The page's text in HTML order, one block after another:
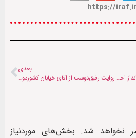
الگوی مبارزاتی رهبر شهید و چشم‌انداز احیای تمدن اسلامی
بعدی
روایت رفیق‌دوست از آقای خیابان کشوردوست | از ساده‌زیستی تا فرماندهی جنگ
نخواهد شد. بخش‌های موردنیاز